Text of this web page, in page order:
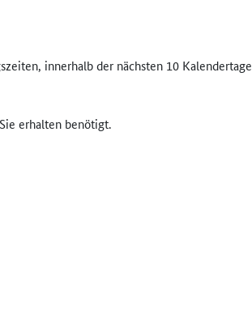
innerhalb der nächsten 10 Kalendertage
erhalten benötigt.